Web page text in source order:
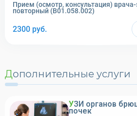
Прием (осмотр, консультация)
повторный (B01.058.002)
2300 руб.
Дополнительные услуги
УЗИ органов брюшной полости и
почек